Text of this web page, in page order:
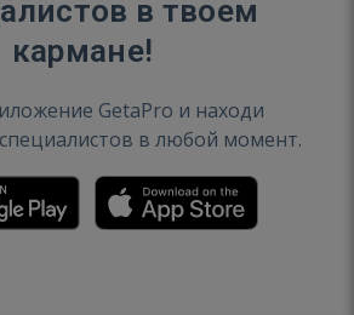
в твоем
кармане!
GetaPro и находи
в любой момент.